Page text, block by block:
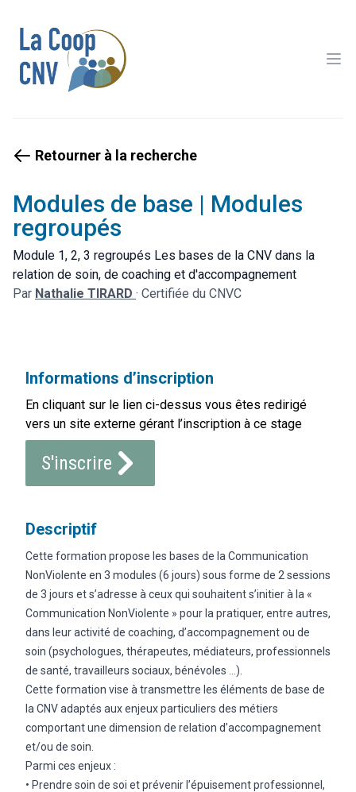
Retourner à la recherche
Modules de base | Modules
regroupés
Module 1, 2, 3 regroupés Les bases de la CNV dans la
relation de soin, de coaching et d'accompagnement
Par Nathalie TIRARD · Certifiée du CNVC
Informations d’inscription
En cliquant sur le lien ci-dessus vous êtes redirigé
vers un site externe gérant l’inscription à ce stage
S'inscrire
Descriptif
Cette formation propose les bases de la Communication
NonViolente en 3 modules (6 jours) sous forme de 2 sessions
de 3 jours et s’adresse à ceux qui souhaitent s’initier à la «
Communication NonViolente » pour la pratiquer, entre autres,
dans leur activité de coaching, d’accompagnement ou de
soin (psychologues, thérapeutes, médiateurs, professionnels
de santé, travailleurs sociaux, bénévoles …).
Cette formation vise à transmettre les éléments de base de
la CNV adaptés aux enjeux particuliers des métiers
comportant une dimension de relation d’accompagnement
et/ou de soin.
Parmi ces enjeux :
• Prendre soin de soi et prévenir l’épuisement professionnel,